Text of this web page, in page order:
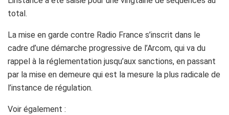
total.
La mise en garde contre Radio France s’inscrit dans le
cadre d’une démarche progressive de l’Arcom, qui va du
rappel à la réglementation jusqu’aux sanctions, en passant
par la mise en demeure qui est la mesure la plus radicale de
l’instance de régulation.
Voir également :